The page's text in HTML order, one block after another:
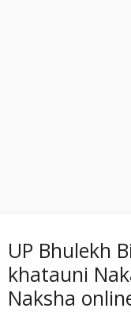
UP Bhulekh
khatauni
Naksha